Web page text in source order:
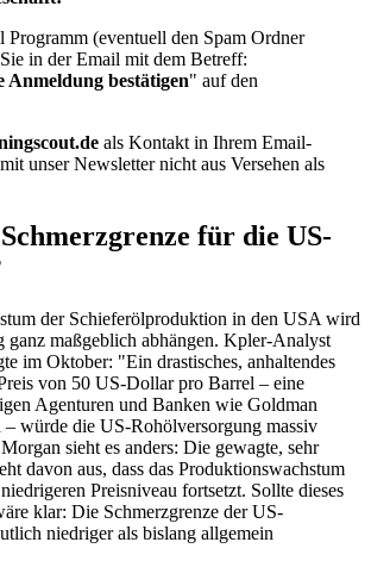
(eventuell den Spam Ordner
in der Email mit dem Betreff:
bestätigen" auf den
als Kontakt in Ihrem Email-
unser Newsletter nicht aus Versehen als
für die US-
der Schieferölproduktion in den USA wird
ganz maßgeblich abhängen. Kpler-Analyst
im Oktober: "Ein drastisches, anhaltendes
von 50 US-Dollar pro Barrel – eine
Agenturen und Banken wie Goldman
– würde die US-Rohölversorgung massiv
sieht es anders: Die gewagte, sehr
davon aus, dass das Produktionswachstum
Preisniveau fortsetzt. Sollte dieses
klar: Die Schmerzgrenze der US-
niedriger als bislang allgemein